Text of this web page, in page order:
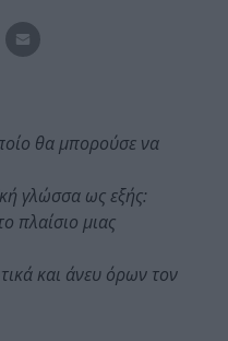
θα μπορούσε να
γλώσσα ως εξής:
πλαίσιο μιας
και άνευ όρων τον